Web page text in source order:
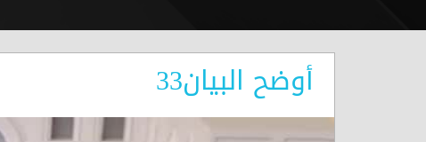
أوضح البيان33